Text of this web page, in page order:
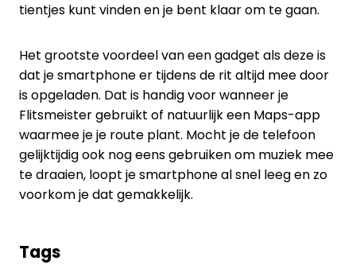
tientjes kunt vinden en je bent klaar om te gaan.
Het grootste voordeel van een gadget als deze is
dat je smartphone er tijdens de rit altijd mee door
is opgeladen. Dat is handig voor wanneer je
Flitsmeister gebruikt of natuurlijk een Maps-app
waarmee je je route plant. Mocht je de telefoon
gelijktijdig ook nog eens gebruiken om muziek mee
te draaien, loopt je smartphone al snel leeg en zo
voorkom je dat gemakkelijk.
Tags